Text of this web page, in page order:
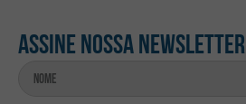
Assine nossa newsletter